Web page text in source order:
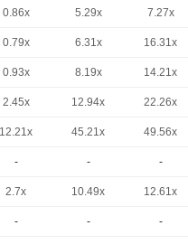
0.86x 5.29x 7.27x
0.79x 6.31x 16.31x
0.93x 8.19x 14.21x
2.45x 12.94x 22.26x
12.21x 45.21x 49.56x
- - -
2.7x 10.49x 12.61x
- - -